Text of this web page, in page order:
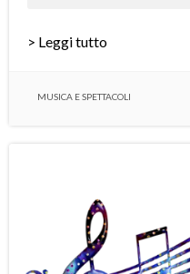
> Leggi tutto
MUSICA E SPETTACOLI